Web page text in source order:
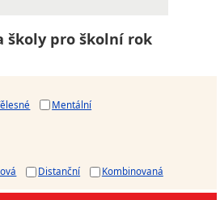
školy pro školní rok
Mentální
Distanční Kombinovaná